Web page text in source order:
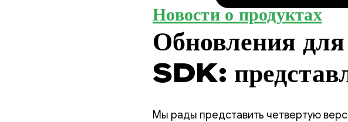
Новости о продуктах
Обновления
SDK:
Preview 4.
Мы рады представить четвертую